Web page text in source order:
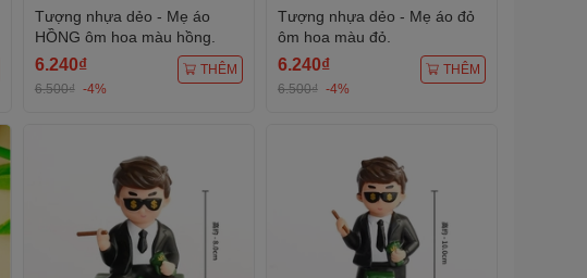
Tượng nhựa dẻo - Mẹ áo
HỒNG ôm hoa màu hồng.
6.240₫
6.500₫ -4%
THÊM
Tượng nhựa dẻo - Mẹ áo đỏ
ôm hoa màu đỏ.
6.240₫
6.500₫ -4%
THÊM